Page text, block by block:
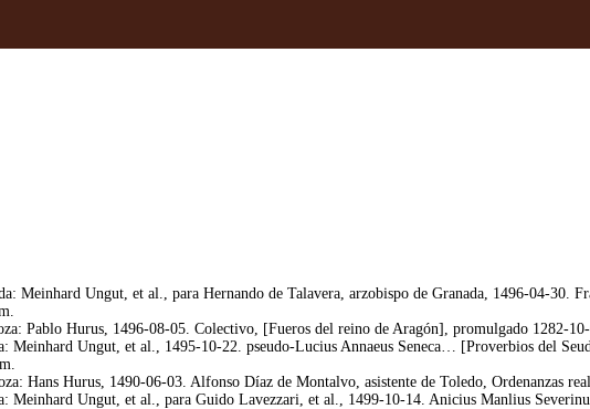
Meinhard Ungut, et al., para Hernando de Talavera, arzobispo de Granada, 1496-04-30.
Pablo Hurus, 1496-08-05. Colectivo, [Fueros del reino de Aragón], promulgado 1282-
Ungut, et al., 1495-10-22. pseudo-Lucius Annaeus Seneca… [Proverbios del
Hans Hurus, 1490-06-03. Alfonso Díaz de Montalvo, asistente de Toledo, Ordenanzas
Ungut, et al., para Guido Lavezzari, et al., 1499-10-14. Anicius Manlius